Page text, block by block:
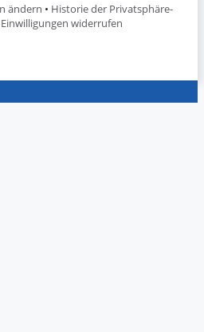
ändern • Historie der Privatsphäre-
Einwilligungen widerrufen